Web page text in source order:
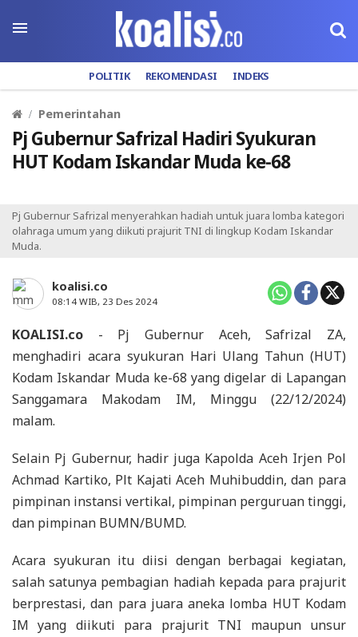
POLITIK REKOMENDASI INDEKS
Pemerintahan
Pj Gubernur Safrizal Hadiri Syukuran
HUT Kodam Iskandar Muda ke-68
Pj Gubernur Safrizal menyerahkan hadiah untuk juara lomba kategori
olahraga umum yang diikuti prajurit TNI di lingkup Kodam Iskandar
Muda.
koalisi.co
08:14 WIB, 23 Des 2024
KOALISI.co - Pj Gubernur Aceh, Safrizal ZA,
menghadiri acara syukuran Hari Ulang Tahun (HUT)
Kodam Iskandar Muda ke-68 yang digelar di Lapangan
Sanggamara Makodam IM, Minggu (22/12/2024)
malam.
Selain Pj Gubernur, hadir juga Kapolda Aceh Irjen Pol
Achmad Kartiko, Plt Kajati Aceh Muhibuddin, dan para
pimpinan instansi vertikal, pimpinan perguruan tinggi,
dan pimpinan BUMN/BUMD.
Acara syukuran itu diisi dengan berbagai kegiatan,
salah satunya pembagian hadiah kepada para prajurit
berprestasi, dan para juara aneka lomba HUT Kodam
IM yang diikuti para prajurit TNI maupun unsur